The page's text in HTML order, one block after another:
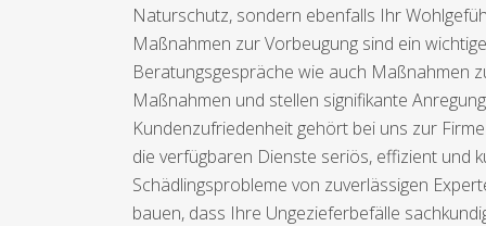
Naturschutz, sondern ebenfalls Ihr
Maßnahmen zur Vorbeugung sind ein
Beratungsgespräche wie auch Maßnahmen
Maßnahmen und stellen signifikante
Kundenzufriedenheit gehört bei uns zur
die verfügbaren Dienste seriös, effizient und
Schädlingsprobleme von zuverlässigen
bauen, dass Ihre Ungezieferbefälle